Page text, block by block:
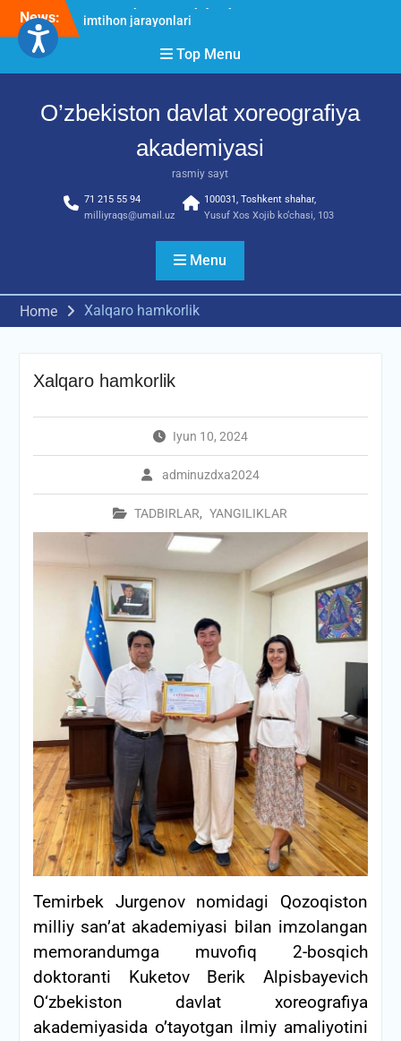
Skip
content
News:
O’ZBEKISTON DAVLAT
AKADEMIYASIDA
о‘tkazilgan kasbiy (ijodiy)
Diqqat e’lon!
imtihon jarayonlari
Top Menu
O’zbekiston davlat xoreografiya
akademiyasi
rasmiy sayt
71 215 55 94
milliyraqs@umail.uz
100031, Toshkent shahar,
Yusuf Xos Xojib ko‘chasi, 103
Menu
Home Xalqaro hamkorlik
Xalqaro hamkorlik
Iyun 10, 2024
adminuzdxa2024
TADBIRLAR, YANGILIKLAR
Temirbek Jurgenov nomidagi Qozoqiston
milliy san’at akademiyasi bilan imzolangan
memorandumga muvofiq 2-bosqich
doktoranti Kuketov Berik Alpisbayevich
O‘zbekiston davlat xoreografiya
akademiyasida o’tayotgan ilmiy amaliyotini